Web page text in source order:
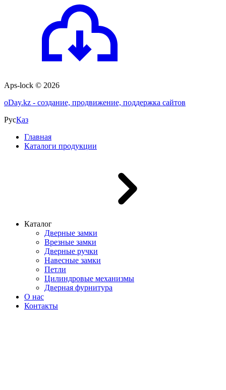
Aps-lock © 2026
oDay.kz - создание, продвижение, поддержка сайтов
РусҚаз
Главная
Каталоги продукции
Каталог
Дверные замки
Врезные замки
Дверные ручки
Навесные замки
Петли
Цилиндровые механизмы
Дверная фурнитура
О нас
Контакты